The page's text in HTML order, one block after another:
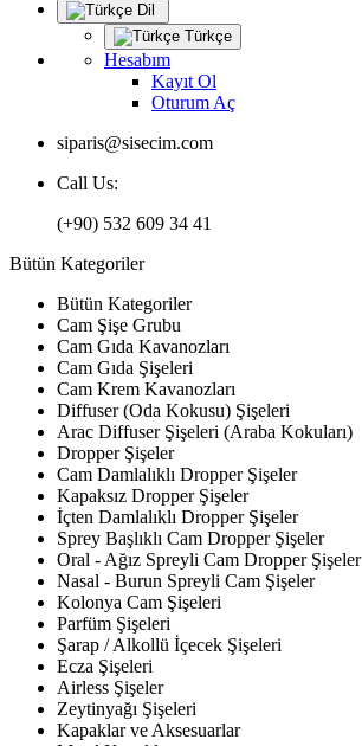
Dil
Türkçe
Hesabım
Kayıt Ol
Oturum Aç
siparis@sisecim.com
Call Us:
(+90) 532 609 34 41
Bütün Kategoriler
Bütün Kategoriler
Cam Şişe Grubu
Cam Gıda Kavanozları
Cam Gıda Şişeleri
Cam Krem Kavanozları
Diffuser (Oda Kokusu) Şişeleri
Arac Diffuser Şişeleri (Araba Kokuları)
Dropper Şişeler
Cam Damlalıklı Dropper Şişeler
Kapaksız Dropper Şişeler
İçten Damlalıklı Dropper Şişeler
Sprey Başlıklı Cam Dropper Şişeler
Oral - Ağız Spreyli Cam Dropper Şişeler
Nasal - Burun Spreyli Cam Şişeler
Kolonya Cam Şişeleri
Parfüm Şişeleri
Şarap / Alkollü İçecek Şişeleri
Ecza Şişeleri
Airless Şişeler
Zeytinyağı Şişeleri
Kapaklar ve Aksesuarlar